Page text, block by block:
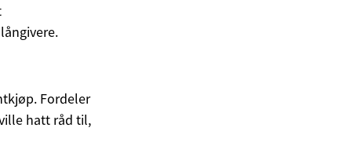
Fordeler
hatt råd til,